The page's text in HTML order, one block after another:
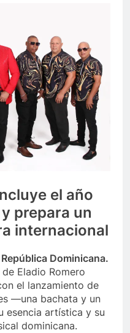
el año
prepara un
internacional
Dominicana.
Eladio Romero
el lanzamiento de
—una bachata y un
esencia artística y su
dominicana.